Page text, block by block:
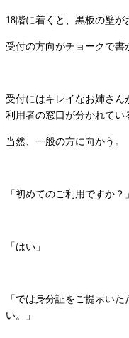
18階に着くと、黒板の壁が
受付の方向がチョークで書
受付にはキレイなお姉さん
利用者の窓口が分かれてい
当然、一般の方に向かう。
「初めてのご利用ですか？」
「はい」
「では身分証をご提示い
い。」